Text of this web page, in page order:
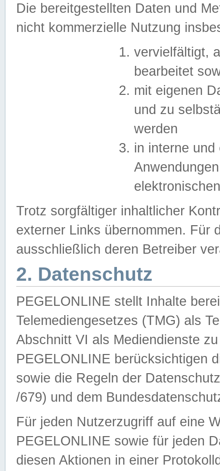
Die bereitgestellten Daten und
nicht kommerzielle Nutzung
vervielfältigt,
bearbeitet
mit eigenen
und zu
werden
in interne
Trotz sorgfältiger inhaltlicher
externer Links übernommen. Für
ausschließlich deren Betreiber
2. Datenschutz
PEGELONLINE stellt Inhalte
Telemediengesetzes (TMG) als
Abschnitt VI als Mediendienste
PEGELONLINE berücksichtigen
sowie die Regeln der
/679) und dem
Für jeden Nutzerzugriff auf eine
PEGELONLINE sowie für jeden
diesen Aktionen in einer